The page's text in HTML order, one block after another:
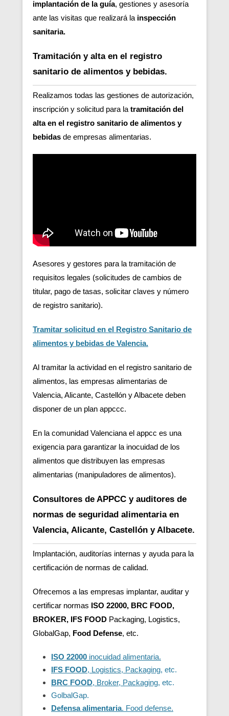
implantación de la guía, gestiones y asesoría
ante las visitas que realizará la inspección
sanitaria.
Tramitación y alta en el registro
sanitario de alimentos y bebidas.
Realizamos todas las gestiones de autorización,
inscripción y solicitud para la tramitación del
alta en el registro sanitario de alimentos y
bebidas de empresas alimentarias.
Asesores y gestores para la tramitación de
requisitos legales (solicitudes de cambios de
titular, pago de tasas, solicitar claves y número
de registro sanitario).
Tramitar solicitud en el Registro Sanitario de
alimentos y bebidas de Valencia.
Al tramitar la actividad en el registro sanitario de
alimentos, las empresas alimentarias de
Valencia, Alicante, Castellón y Albacete deben
disponer de un plan appccc.
En la comunidad Valenciana el appcc es una
exigencia para garantizar la inocuidad de los
alimentos que distribuyen las empresas
alimentarias (manipuladores de alimentos).
Consultores de APPCC y auditores de
normas de seguridad alimentaria en
Valencia, Alicante, Castellón y Albacete.
Implantación, auditorías internas y ayuda para la
certificación de normas de calidad.
Ofrecemos a las empresas implantar, auditar y
certificar normas ISO 22000, BRC FOOD,
BROKER, IFS FOOD Packaging, Logistics,
GlobalGap, Food Defense, etc.
ISO 22000 inocuidad alimentaria.
IFS FOOD, Logistics, Packaging, etc.
BRC FOOD, Broker, Packaging, etc.
GolbalGap.
Defensa alimentaria. Food defense.